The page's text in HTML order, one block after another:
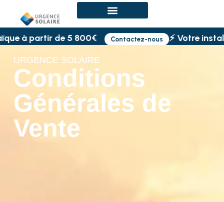
partir de 5 800€ Contactez-nous ⚡ Votre
URGENCE SOLAIRE
Conditions
Générales de
Vente